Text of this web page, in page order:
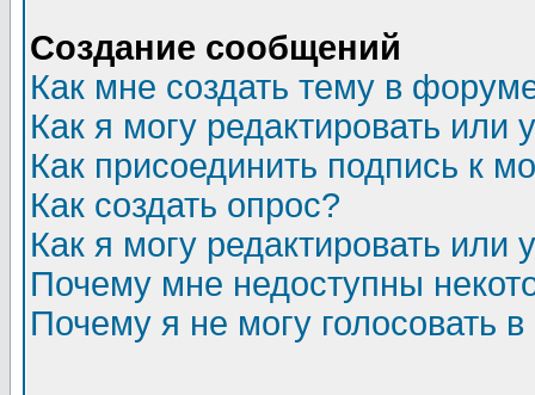
Создание сообщений
Как мне создать тему в
Как я могу редактировать или
Как присоединить подпись к
Как создать опрос?
Как я могу редактировать или
Почему мне недоступны
Почему я не могу голосовать